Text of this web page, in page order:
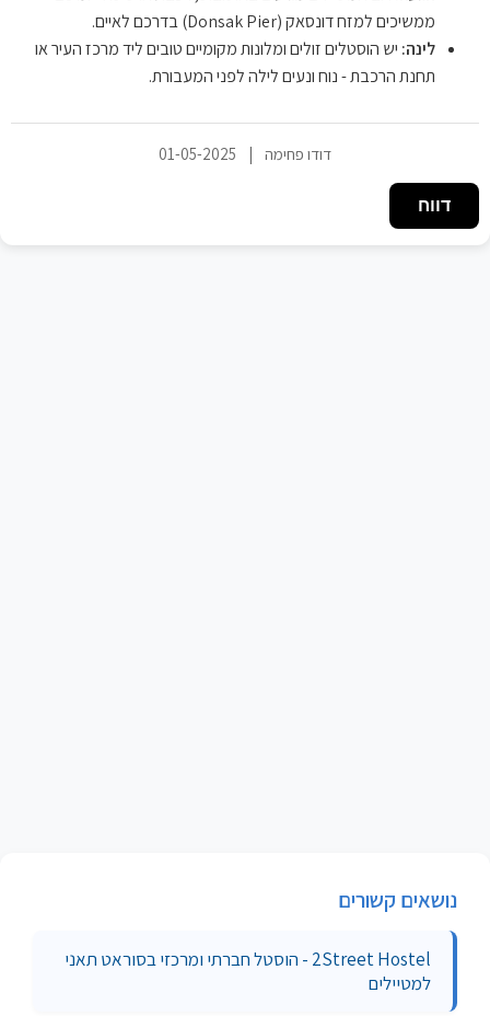
ממשיכים למזח דונסאק (Donsak Pier) בדרכם לאיים.
לינה: יש הוסטלים זולים ומלונות מקומיים טובים ליד מרכז העיר או
תחנת הרכבת - נוח ונעים לילה לפני המעבורת.
דודו פחימה |
01-05-2025
דווח
נושאים קשורים
2Street Hostel - הוסטל חברתי ומרכזי בסוראט תאני
למטיילים